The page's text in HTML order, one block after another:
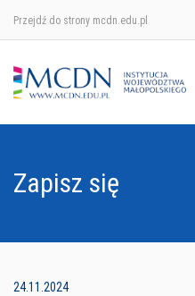
Przejdź do strony mcdn.edu.pl
Zapisz się
24.11.2024
Ośrodek
Ośrodek w
Ośrodek